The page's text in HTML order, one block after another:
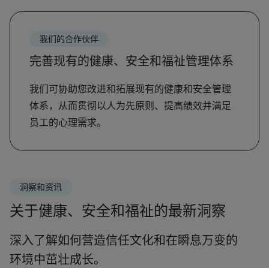
我们的合作伙伴
完善现有的健康、安全和福祉管理体系
我们可协助您改进和拓展现有的健康和安全管理
体系，从而贯彻以人为先原则、提高绩效并满足
员工的心理需求。
洞察和资讯
关于健康、安全和福祉的最新洞察
深入了解如何营造信任文化和在瞬息万变的
环境中茁壮成长。